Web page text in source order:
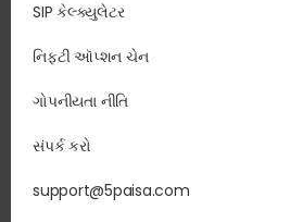
SIP કેલ્ક્યુલેટર
નિફ્ટી ઑપ્શન ચેન
ગોપનીયતા નીતિ
સંપર્ક કરો
support@5paisa.com